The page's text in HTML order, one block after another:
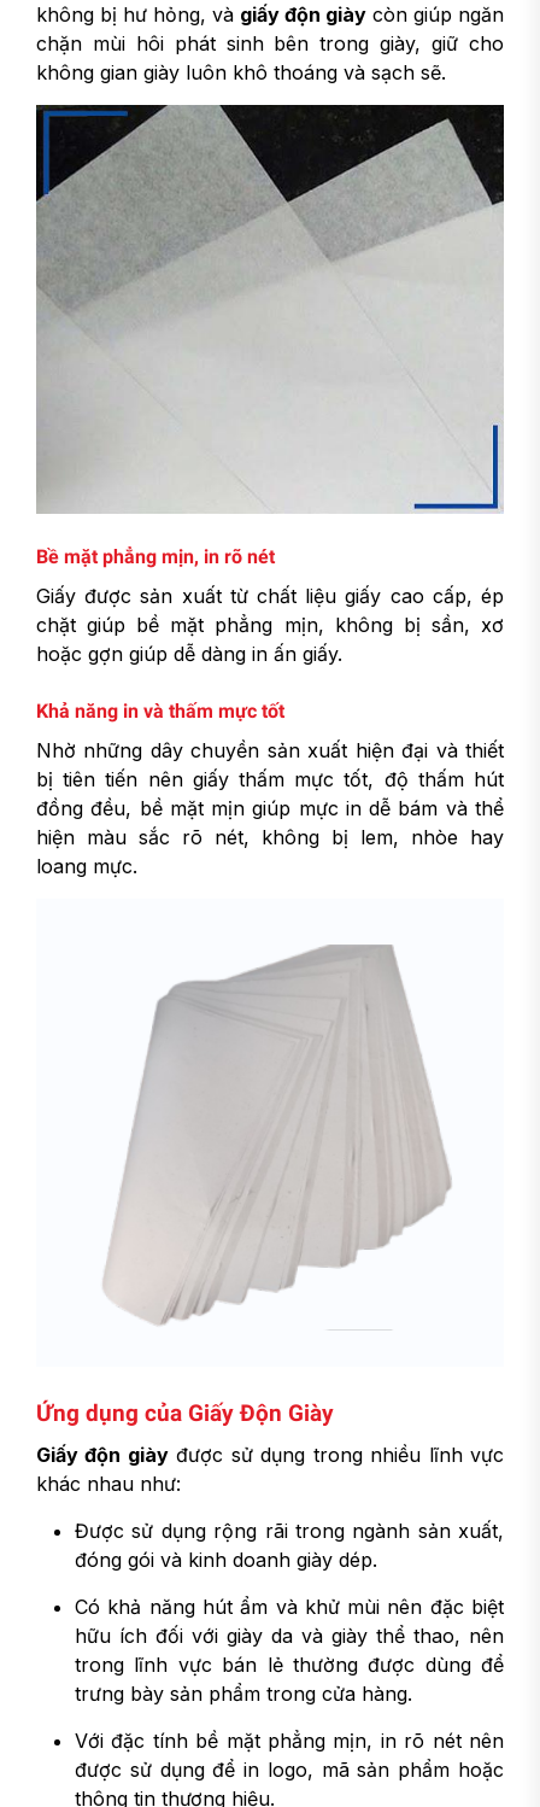
không bị hư hỏng, và giấy độn giày còn giúp ngăn
chặn mùi hôi phát sinh bên trong giày, giữ cho
không gian giày luôn khô thoáng và sạch sẽ.
Bề mặt phẳng mịn, in rõ nét
Giấy được sản xuất từ chất liệu giấy cao cấp, ép
chặt giúp bề mặt phẳng mịn, không bị sần, xơ
hoặc gợn giúp dễ dàng in ấn giấy.
Khả năng in và thấm mực tốt
Nhờ những dây chuyền sản xuất hiện đại và thiết
bị tiên tiến nên giấy thấm mực tốt, độ thấm hút
đồng đều, bề mặt mịn giúp mực in dễ bám và thể
hiện màu sắc rõ nét, không bị lem, nhòe hay
loang mực.
Ứng dụng của Giấy Độn Giày
Giấy độn giàyđược sử dụng trong nhiều lĩnh vực
khác nhau như:
Được sử dụng rộng rãi trong ngành sản xuất,
đóng gói và kinh doanh giày dép.
Có khả năng hút ẩm và khử mùi nên đặc biệt
hữu ích đối với giày da và giày thể thao, nên
trong lĩnh vực bán lẻ thường được dùng để
trưng bày sản phẩm trong cửa hàng.
Với đặc tính bề mặt phẳng mịn, in rõ nét nên
được sử dụng để in logo, mã sản phẩm hoặc
thông tin thương hiệu.